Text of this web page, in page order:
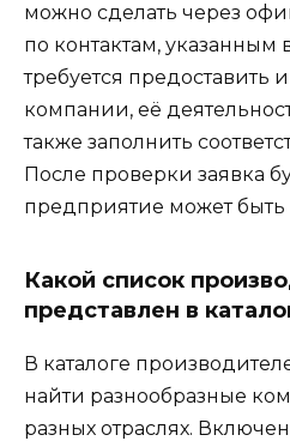
можно сделать через
по контактам, указанным
требуется
компании, её
также заполнить
После проверки заявка
предприятие может быть
Какой список
представлен в
В каталоге
найти разнообразные
разных отраслях.